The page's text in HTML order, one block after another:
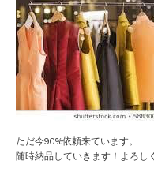
ただ今90%依頼来ています。
随時納品していきます！よろし